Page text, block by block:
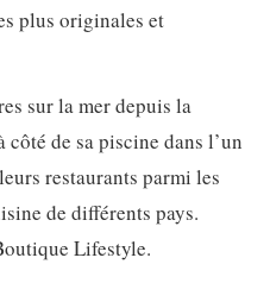
plus originales et
sur la mer depuis la
côté de sa piscine dans l’un
restaurants parmi les
de différents pays.
Lifestyle.